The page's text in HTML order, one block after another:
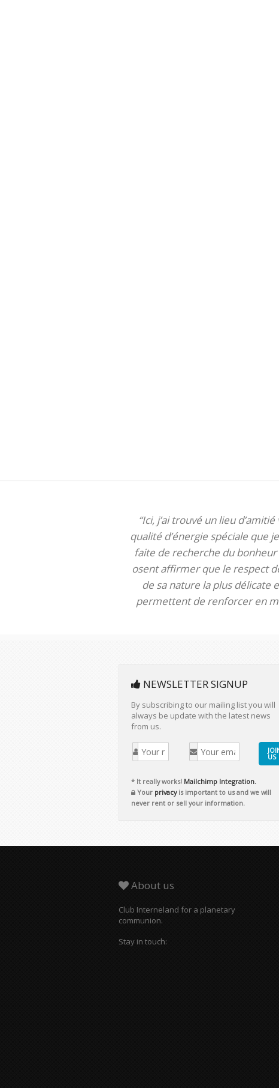
“Ici, j’ai trouvé un lieu
qualité d’énergie spéciale que
faite de recherche du
osent affirmer que le respect
de sa nature la plus délicate
permettent de renforcer en
NEWSLETTER SIGNUP
By subscribing to our mailing list you will
always be update with the latest news
from us.
US
* It really works! Mailchimp Integration.
Your privacyis important to us and we will
never rent or sell your information.
About us
Club Interneland for a planetary
communion.
Stay in touch: